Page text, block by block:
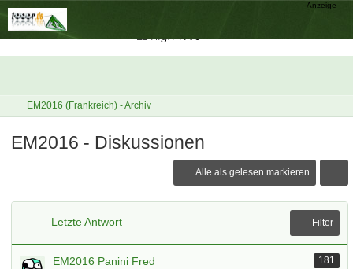
EM2016 (Frankreich) - Archiv
EM2016 - Diskussionen
Alle als gelesen markieren
Letzte Antwort Filter
EM2016 Panini Fred
181